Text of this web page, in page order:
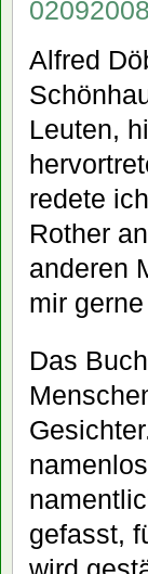
Alfred
Leuten,
redete
Rother
anderen
mir
Das
gefasst,